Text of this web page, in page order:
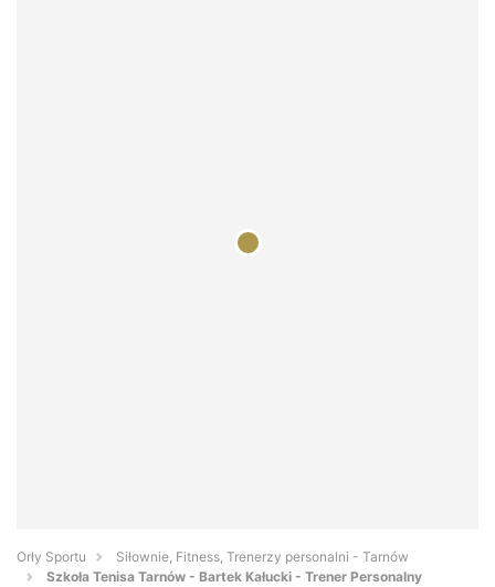
Orły Sportu
Siłownie, Fitness, Trenerzy personalni - Tarnów
Szkoła Tenisa Tarnów - Bartek Kałucki - Trener Personalny